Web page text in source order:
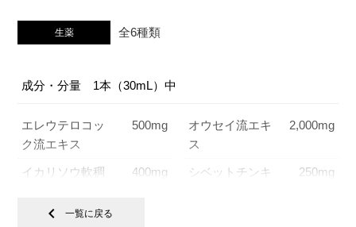
生薬 全6種類
成分・分量 1本（30mL）中
エレウテロコッ
ク流エキス
500mg
オウセイ流エキ
ス
2,000mg
イカリソウ軟稠
400mg シベットチンキ 250mg
カイバチンキM
chevron_left 一覧に戻る